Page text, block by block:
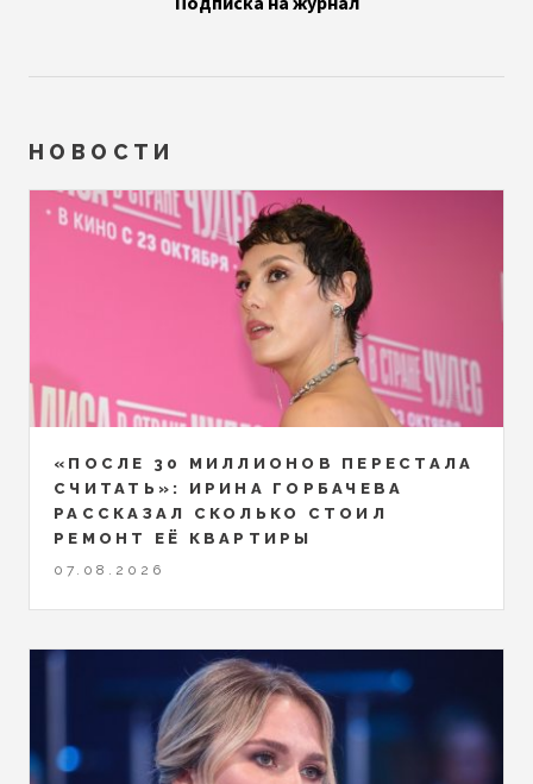
НОВОСТИ
«ПОСЛЕ 30 МИЛЛИОНОВ ПЕРЕСТАЛА
СЧИТАТЬ»: ИРИНА ГОРБАЧЕВА
РАССКАЗАЛ СКОЛЬКО СТОИЛ
РЕМОНТ ЕЁ КВАРТИРЫ
07.08.2026